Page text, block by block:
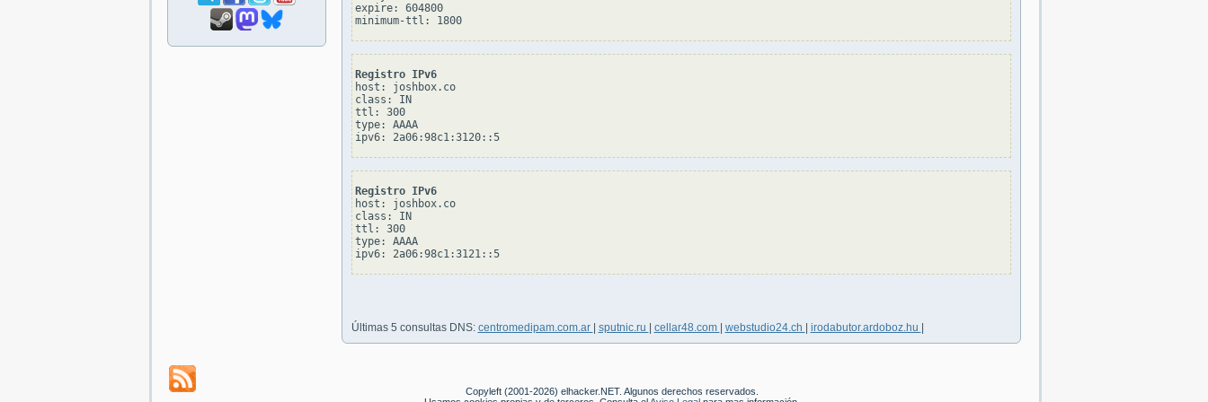
expire: 604800
minimum-ttl: 1800
Registro IPv6
host: joshbox.co
class: IN
ttl: 300
type: AAAA
ipv6: 2a06:98c1:3120::5
Registro IPv6
host: joshbox.co
class: IN
ttl: 300
type: AAAA
ipv6: 2a06:98c1:3121::5
Últimas 5 consultas DNS: centromedipam.com.ar sputnic.ru cellar48.com webstudio24.ch irodabutor.ardoboz.hu
Copyleft (2001-2026) elhacker.NET. Algunos derechos reservados.